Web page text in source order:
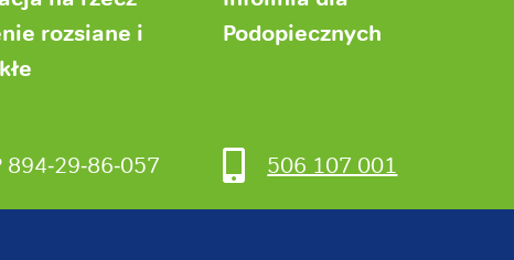
rozsiane i
Podopiecznych
506 107 001